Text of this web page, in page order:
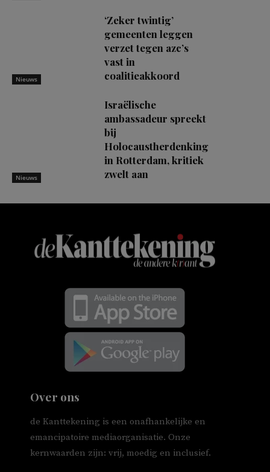
Nieuws
‘Zeker twintig’
gemeenten leggen
verzet tegen azc’s
vast in
coalitieakkoord
Nieuws
Israëlische
ambassadeur spreekt
bij
Holocaustherdenking
in Rotterdam, kritiek
zwelt aan
Over ons
de Kanttekening is een onafhankelijke en
emancipatoire mediaorganisatie. Onze
kernwaarden zijn: vrij, moedig en inclusief.